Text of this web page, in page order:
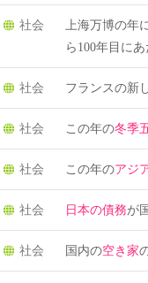
社会 上海万博の年
ら100年目にあ
社会 フランスの新
社会 この年の冬季
社会 この年のアジ
社会 日本の債務が
社会 国内の空き家